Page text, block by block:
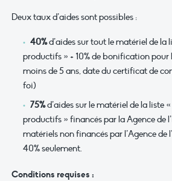
Deux taux d’aides sont possibles :
40%d’aides sur tout le matériel de la
productifs » + 10% de bonification pour
moins de 5 ans, date du certificat de
foi)
75%d’aides sur le matériel de la liste
productifs » financés par la Agence de
matériels non financés par l’Agence de
40% seulement.
Conditions requises :